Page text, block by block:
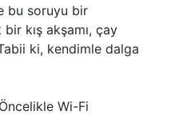
bu soruyu bir
kış akşamı, çay
ki, kendimle dalga
Wi-Fi